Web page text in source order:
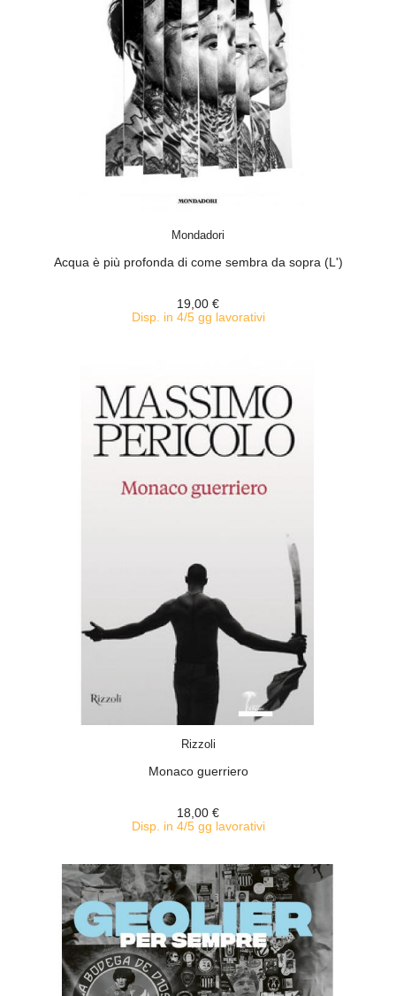
Mondadori
Acqua è più profonda di come sembra da sopra (L')
19,00 €
Disp. in 4/5 gg lavorativi
Rizzoli
Monaco guerriero
18,00 €
Disp. in 4/5 gg lavorativi